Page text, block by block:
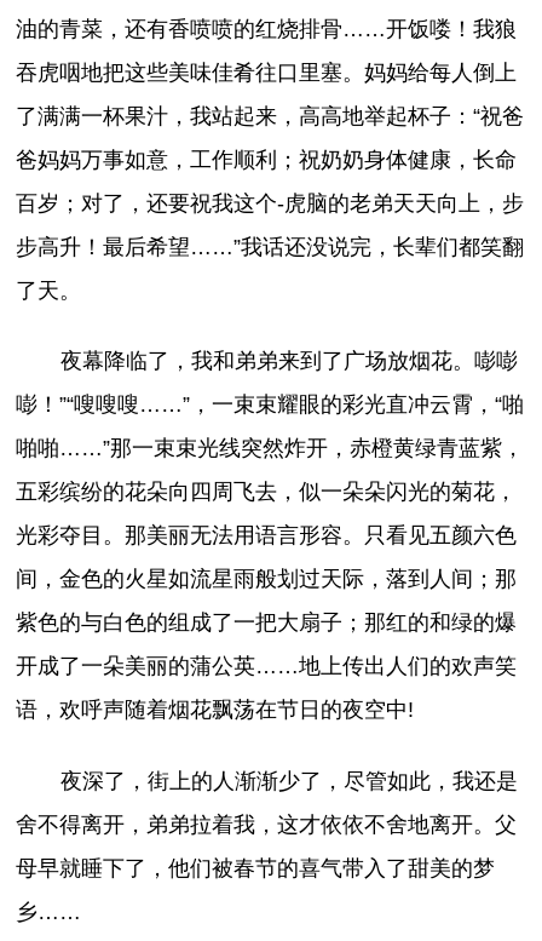
油的青菜，还有香喷喷的红烧排骨……开饭喽！我狼
吞虎咽地把这些美味佳肴往口里塞。妈妈给每人倒上
了满满一杯果汁，我站起来，高高地举起杯子：“祝爸
爸妈妈万事如意，工作顺利；祝奶奶身体健康，长命
百岁；对了，还要祝我这个-虎脑的老弟天天向上，步
步高升！最后希望……”我话还没说完，长辈们都笑翻
了天。
夜幕降临了，我和弟弟来到了广场放烟花。嘭嘭
嘭！”“嗖嗖嗖……”，一束束耀眼的彩光直冲云霄，“啪
啪啪……”那一束束光线突然炸开，赤橙黄绿青蓝紫，
五彩缤纷的花朵向四周飞去，似一朵朵闪光的菊花，
光彩夺目。那美丽无法用语言形容。只看见五颜六色
间，金色的火星如流星雨般划过天际，落到人间；那
紫色的与白色的组成了一把大扇子；那红的和绿的爆
开成了一朵美丽的蒲公英……地上传出人们的欢声笑
语，欢呼声随着烟花飘荡在节日的夜空中!
夜深了，街上的人渐渐少了，尽管如此，我还是
舍不得离开，弟弟拉着我，这才依依不舍地离开。父
母早就睡下了，他们被春节的喜气带入了甜美的梦
乡……